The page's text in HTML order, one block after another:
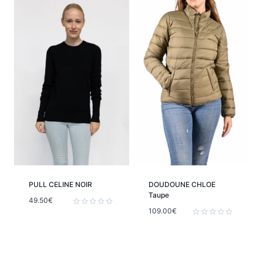
5
5
PULL CELINE NOIR
49.50€
DOUDOUNE CHLOE
Taupe
109.00€